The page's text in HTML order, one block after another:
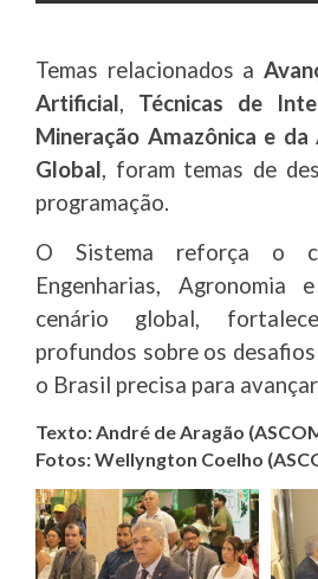
Temas relacionados a
Artificial, Técnicas de
Mineração Amazônica e
Global, foram temas de
programação.
O Sistema reforça o
Engenharias, Agronomia
cenário global,
profundos sobre os
o Brasil precisa para
Texto: André de Aragão
Fotos:Wellyngton Coelho